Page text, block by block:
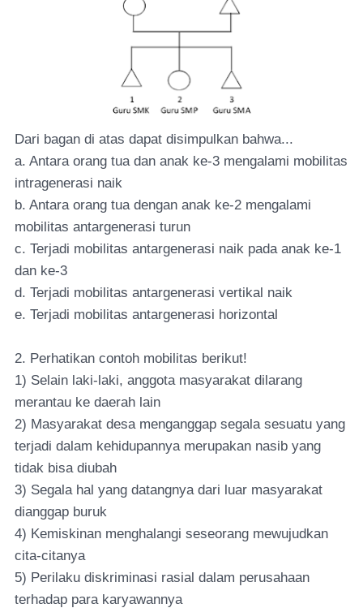
Dari bagan di atas dapat disimpulkan bahwa...
a. Antara orang tua dan anak ke-3 mengalami mobilitas
intragenerasi naik
b. Antara orang tua dengan anak ke-2 mengalami
mobilitas antargenerasi turun
c. Terjadi mobilitas antargenerasi naik pada anak ke-1
dan ke-3
d. Terjadi mobilitas antargenerasi vertikal naik
e. Terjadi mobilitas antargenerasi horizontal
2. Perhatikan contoh mobilitas berikut!
1) Selain laki-laki, anggota masyarakat dilarang
merantau ke daerah lain
2) Masyarakat desa menganggap segala sesuatu yang
terjadi dalam kehidupannya merupakan nasib yang
tidak bisa diubah
3) Segala hal yang datangnya dari luar masyarakat
dianggap buruk
4) Kemiskinan menghalangi seseorang mewujudkan
cita-citanya
5) Perilaku diskriminasi rasial dalam perusahaan
terhadap para karyawannya